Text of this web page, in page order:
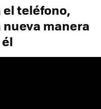
teléfono,
manera